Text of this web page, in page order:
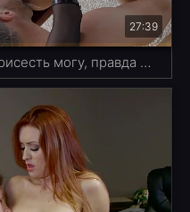
27:39
А я не гордая и сама на хуй присесть могу, правда после куни